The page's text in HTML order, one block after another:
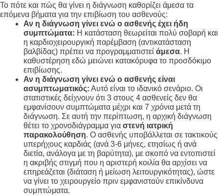
Το πότε και πώς θα γίνει η διάγνωση καθορίζει άμεσα τα
επόμενα βήματα για την επιβίωση του ασθενούς:
Αν η διάγνωση γίνει ενώ ο ασθενής έχει ήδη
συμπτώματα: Η κατάσταση θεωρείται πολύ σοβαρή και
η καρδιοχειρουργική παρέμβαση (αντικατάσταση
βαλβίδας) πρέπει να προγραμματιστεί άμεσα. Η
καθυστέρηση εδώ μειώνει κατακόρυφα το προσδόκιμο
επιβίωσης.
Αν η διάγνωση γίνει ενώ ο ασθενής είναι
ασυμπτωματικός: Αυτό είναι το ιδανικό σενάριο. Οι
στατιστικές δείχνουν ότι 3 στους 4 ασθενείς δεν θα
εμφανίσουν συμπτώματα μέχρι και 7 χρόνια μετά τη
διάγνωση. Σε αυτή την περίπτωση, η αρχική διάγνωση
θέτει το χρονοδιάγραμμα για στενή ιατρική
παρακολούθηση. Ο ασθενής υποβάλλεται σε τακτικούς
υπερήχους καρδιάς (ανά 3-6 μήνες, ετησίως ή ανά
διετία, ανάλογα με τη βαρύτητα), με σκοπό να εντοπιστεί
η ακριβής στιγμή που η αριστερή κοιλία θα αρχίσει να
επηρεάζεται (διάταση ή μείωση λειτουργικότητας), ώστε
να γίνει το χειρουργείο πριν εμφανιστούν επικίνδυνα
συμπτώματα.